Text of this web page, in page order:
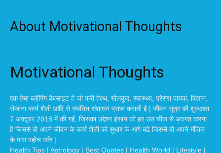
About Motivational Thoughts
Motivational Thoughts
एक ऐसा ब्लॉगिंग वेबसाइट है जो फ्री हेल्थ, खेलकूद, स्वास्थ्य, प्रेरणा दायक, विज्ञान,
रोजाना कार्य शैली आदि से संबंधित संशाधन प्राप्त कराती है | जीवन सूत्र की शुरुआत
7 अक्टूबर 2018 में की गई, जिसका उद्देश्य इंसान को हर उस चीज से अवगत करना
है जिससे वो अपने जीवन के कार्य शैली को सुधार के आगे बढे जिससे वो अपने मंजिल
के पास पहोच सके |
Health Tips | Astrology | Best Quotes | Health World | Lifestyle |